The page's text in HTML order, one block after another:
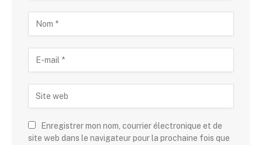
Enregistrer mon nom, courrier électronique et de
site web dans le navigateur pour la prochaine fois que